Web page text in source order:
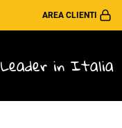
AREA CLIENTI
Leader in Italia